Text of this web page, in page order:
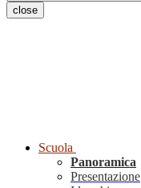
close
Scuola
Panoramica
Presentazione